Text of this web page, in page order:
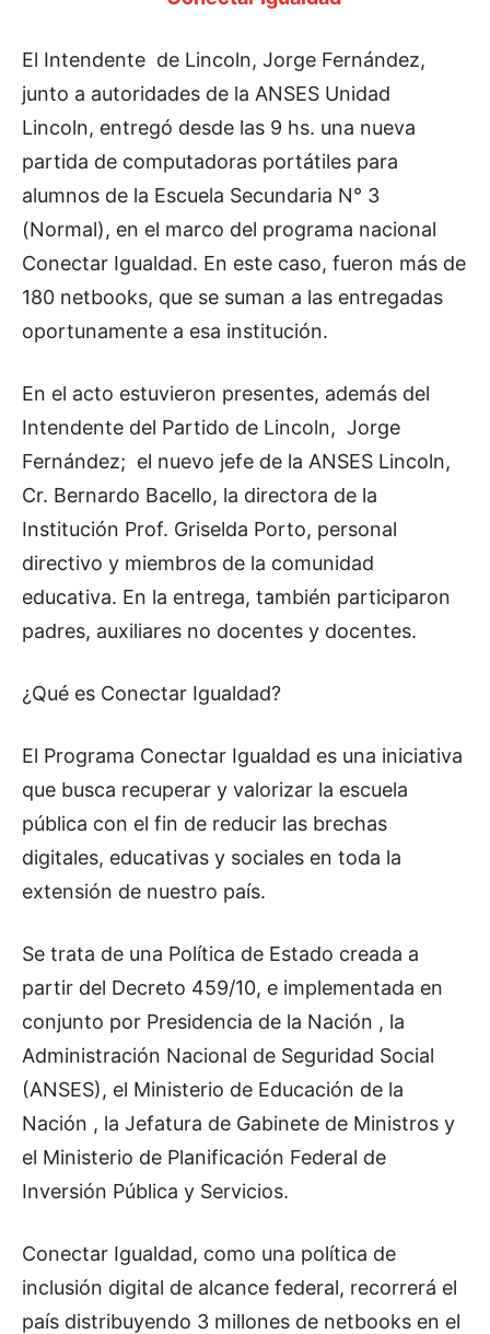
El Intendente de Lincoln, Jorge Fernández,
junto a autoridades de la ANSES Unidad
Lincoln, entregó desde las 9 hs. una nueva
partida de computadoras portátiles para
alumnos de la Escuela Secundaria N° 3
(Normal), en el marco del programa nacional
Conectar Igualdad. En este caso, fueron más de
180 netbooks, que se suman a las entregadas
oportunamente a esa institución.
En el acto estuvieron presentes, además del
Intendente del Partido de Lincoln, Jorge
Fernández; el nuevo jefe de la ANSES Lincoln,
Cr. Bernardo Bacello, la directora de la
Institución Prof. Griselda Porto, personal
directivo y miembros de la comunidad
educativa. En la entrega, también participaron
padres, auxiliares no docentes y docentes.
¿Qué es Conectar Igualdad?
El Programa Conectar Igualdad es una iniciativa
que busca recuperar y valorizar la escuela
pública con el fin de reducir las brechas
digitales, educativas y sociales en toda la
extensión de nuestro país.
Se trata de una Política de Estado creada a
partir del Decreto 459/10, e implementada en
conjunto por Presidencia de la Nación , la
Administración Nacional de Seguridad Social
(ANSES), el Ministerio de Educación de la
Nación , la Jefatura de Gabinete de Ministros y
el Ministerio de Planificación Federal de
Inversión Pública y Servicios.
Conectar Igualdad, como una política de
inclusión digital de alcance federal, recorrerá el
país distribuyendo 3 millones de netbooks en el